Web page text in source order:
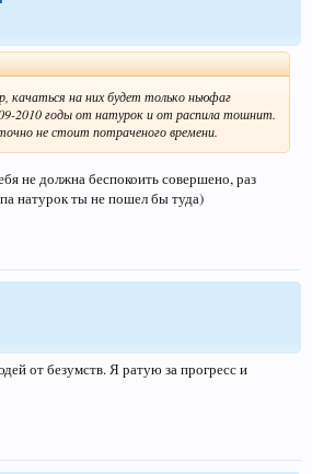
качаться на них будет только ньюфаг
2010 годы от натурок и от распила тошнит.
не стоит потраченого времени.
не должна беспокоить совершено, раз
натурок ты не пошел бы туда)
от безумств. Я ратую за прогресс и